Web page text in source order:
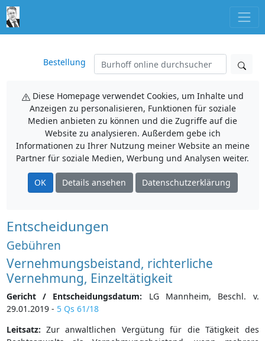
Bestellung
Diese Homepage verwendet Cookies, um Inhalte und
Anzeigen zu personalisieren, Funktionen für soziale
Medien anbieten zu können und die Zugriffe auf die
Website zu analysieren. Außerdem gebe ich
Informationen zu Ihrer Nutzung meiner Website an meine
Partner für soziale Medien, Werbung und Analysen weiter.
OK Details ansehen Datenschutzerklärung
Entscheidungen
Gebühren
Vernehmungsbeistand, richterliche
Vernehmung, Einzeltätigkeit
Gericht / Entscheidungsdatum: LG Mannheim, Beschl. v.
29.01.2019 - 5 Qs 61/18
Leitsatz: Zur anwaltlichen Vergütung für die Tätigkeit des